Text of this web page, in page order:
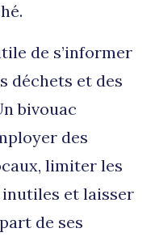
de s’informer
déchets et des
bivouac
des
limiter les
et laisser
de ses